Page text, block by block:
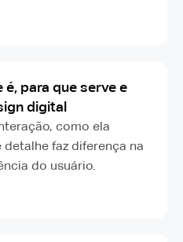
para que serve e
digital
como ela
faz diferença na
do usuário.